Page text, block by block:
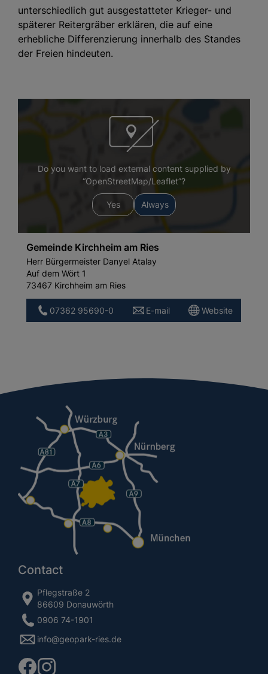
unterschiedlich gut ausgestatteter Krieger- und
späterer Reitergräber erklären, die auf eine
erhebliche Differenzierung innerhalb des Standes
der Freien hindeuten.
Do you want to load external content supplied by
“OpenStreetMap/Leaflet”?
Yes Always
Gemeinde Kirchheim am Ries
Herr Bürgermeister Danyel Atalay
Auf dem Wört 1
73467 Kirchheim am Ries
07362 95690-0 E-mail Website
Contact
Pflegstraße 2
86609 Donauwörth
0906 74-1901
info@geopark-ries.de